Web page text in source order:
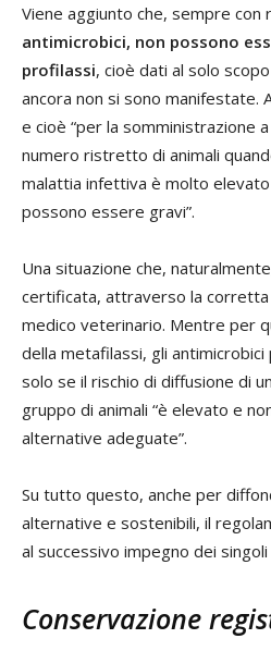
Viene aggiunto che, sempre con
antimicrobici, non possono
profilassi, cioè dati al solo
ancora non si sono manifestate.
e cioè “per la somministrazione
numero ristretto di animali
malattia infettiva è molto
possono essere gravi”.
Una situazione che,
certificata, attraverso la corretta
medico veterinario. Mentre per
della metafilassi, gli
solo se il rischio di diffusione di
gruppo di animali “è elevato e
alternative adeguate”.
Su tutto questo, anche per
alternative e sostenibili, il
al successivo impegno dei
Conservazione